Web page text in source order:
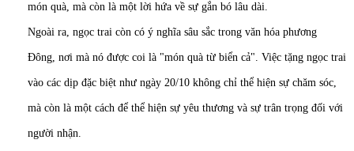
món quà, mà còn là một lời hứa về sự gắn bó lâu dài.
Ngoài ra, ngọc trai còn có ý nghĩa sâu sắc trong văn hóa phương
Đông, nơi mà nó được coi là "món quà từ biển cả". Việc tặng ngọc trai
vào các dịp đặc biệt như ngày 20/10 không chỉ thể hiện sự chăm sóc,
mà còn là một cách để thể hiện sự yêu thương và sự trân trọng đối với
người nhận.